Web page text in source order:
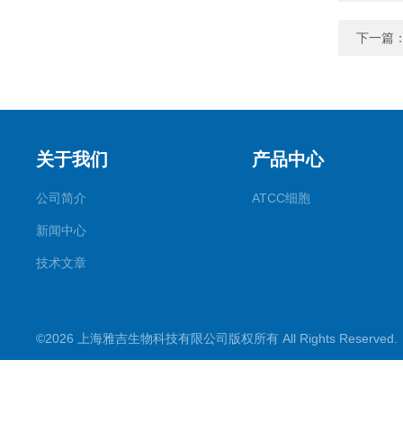
下一篇
关于我们
公司简介
新闻中心
技术文章
产品中心
ATCC细胞
©2026 上海雅吉生物科技有限公司版权所有 All Rights